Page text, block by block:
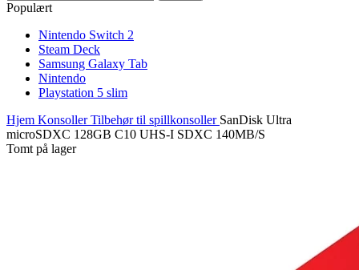
Populært
Nintendo Switch 2
Steam Deck
Samsung Galaxy Tab
Nintendo
Playstation 5 slim
Hjem KonsollerTilbehør til spillkonsoller SanDisk Ultra
microSDXC 128GB C10 UHS-I SDXC 140MB/S
Tomt på lager